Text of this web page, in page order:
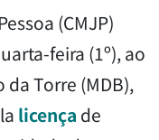
(CMJP)
feira (1º), ao
Torre (MDB),
licença de